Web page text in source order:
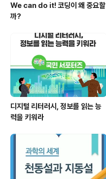
We can do it! 코딩이 왜 중요할
까?
디지털 리터러시, 정보를 읽는 능
력을 키워라